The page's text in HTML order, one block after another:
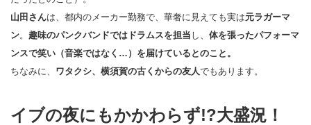
山田さんは、都内のメーカー勤務で、華奢に見えても実は元ラガーマ
ン。 趣味のパンクバンドではドラムスを担当 し、 体を張ったパフォーマ
ンスで笑い（音楽ではなく…）を届けているとのこと。
ちなみに、 ワタクシ、横須賀の古くからの友人でもあります。
イブの夜にもかかわらず!?大盛況！